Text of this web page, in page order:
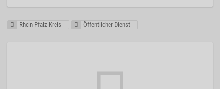
Rhein-Pfalz-Kreis Öffentlicher Dienst